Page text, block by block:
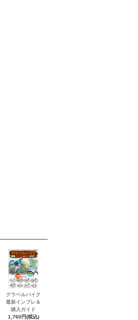
グラベルバイク
最新インプレ＆
購入ガイド
1,760円(税込)